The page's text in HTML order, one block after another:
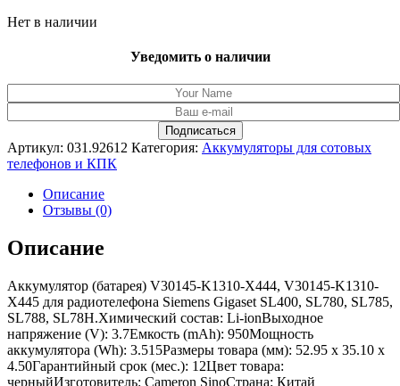
Нет в наличии
Уведомить о наличии
Артикул: 031.92612 Категория: Аккумуляторы для сотовых
телефонов и КПК
Описание
Отзывы (0)
Описание
Аккумулятор (батарея) V30145-K1310-X444, V30145-K1310-
X445 для радиотелефона Siemens Gigaset SL400, SL780, SL785,
SL788, SL78H.Химический состав: Li-ionВыходное
напряжение (V): 3.7Емкость (mAh): 950Мощность
аккумулятора (Wh): 3.515Размеры товара (мм): 52.95 x 35.10 x
4.50Гарантийный срок (мес.): 12Цвет товара:
черныйИзготовитель: Cameron SinoСтрана: Китай